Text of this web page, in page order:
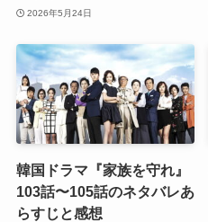
2026年5月24日
韓国ドラマ『家族を守れ』
103話〜105話のネタバレあ
らすじと感想